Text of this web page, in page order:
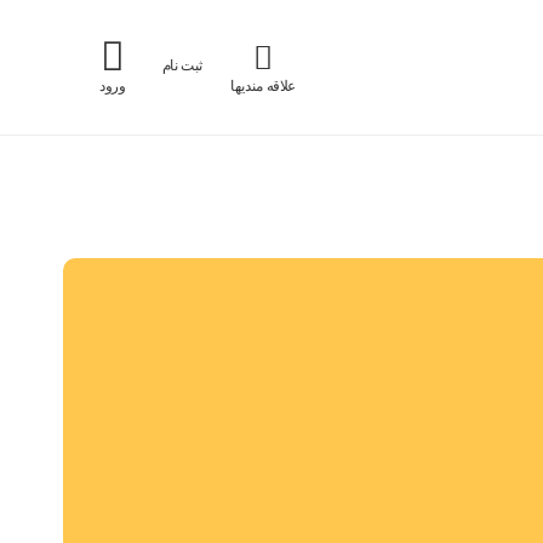
علاقه مندیها
ثبت نام
ورود